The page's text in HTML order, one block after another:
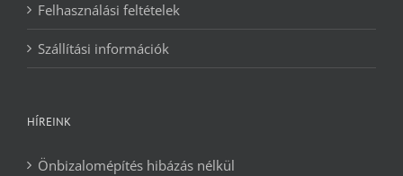
Felhasználási feltételek
Szállítási információk
HÍREINK
Önbizalomépítés hibázás nélkül